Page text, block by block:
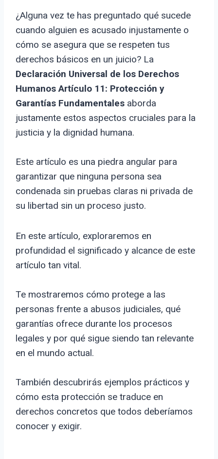
¿Alguna vez te has preguntado qué sucede
cuando alguien es acusado injustamente o
cómo se asegura que se respeten tus
derechos básicos en un juicio? La
Declaración Universal de los Derechos
Humanos Artículo 11: Protección y
Garantías Fundamentales aborda
justamente estos aspectos cruciales para la
justicia y la dignidad humana.
Este artículo es una piedra angular para
garantizar que ninguna persona sea
condenada sin pruebas claras ni privada de
su libertad sin un proceso justo.
En este artículo, exploraremos en
profundidad el significado y alcance de este
artículo tan vital.
Te mostraremos cómo protege a las
personas frente a abusos judiciales, qué
garantías ofrece durante los procesos
legales y por qué sigue siendo tan relevante
en el mundo actual.
También descubrirás ejemplos prácticos y
cómo esta protección se traduce en
derechos concretos que todos deberíamos
conocer y exigir.